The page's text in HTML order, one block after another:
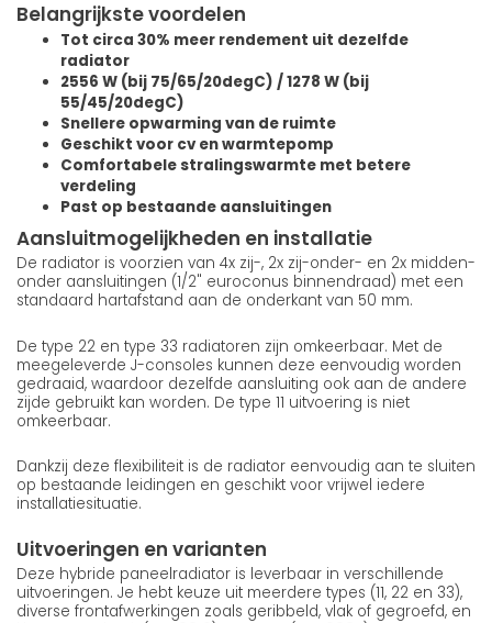
Belangrijkste voordelen
Tot circa 30% meer rendement uit dezelfde
radiator
2556 W (bij 75/65/20degC) / 1278 W (bij
55/45/20degC)
Snellere opwarming van de ruimte
Geschikt voor cv en warmtepomp
Comfortabele stralingswarmte met betere
verdeling
Past op bestaande aansluitingen
Aansluitmogelijkheden en installatie
De radiator is voorzien van 4x zij-, 2x zij-onder- en 2x midden-
onder aansluitingen (1/2" euroconus binnendraad) met een
standaard hartafstand aan de onderkant van 50 mm.
De type 22 en type 33 radiatoren zijn omkeerbaar. Met de
meegeleverde J-consoles kunnen deze eenvoudig worden
gedraaid, waardoor dezelfde aansluiting ook aan de andere
zijde gebruikt kan worden. De type 11 uitvoering is niet
omkeerbaar.
Dankzij deze flexibiliteit is de radiator eenvoudig aan te sluiten
op bestaande leidingen en geschikt voor vrijwel iedere
installatiesituatie.
Uitvoeringen en varianten
Deze hybride paneelradiator is leverbaar in verschillende
uitvoeringen. Je hebt keuze uit meerdere types (11, 22 en 33),
diverse frontafwerkingen zoals geribbeld, vlak of gegroefd, en